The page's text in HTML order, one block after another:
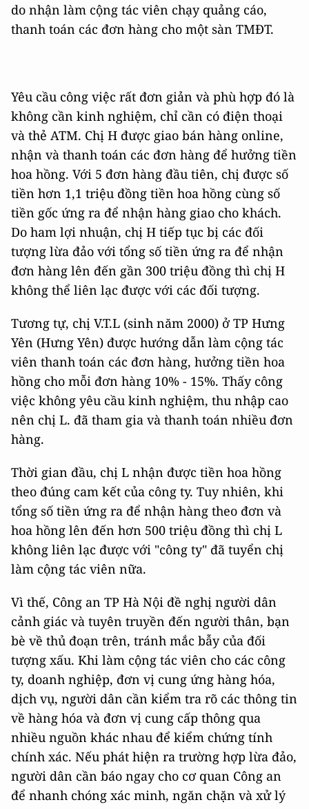
do nhận làm cộng tác viên chạy quảng cáo,
thanh toán các đơn hàng cho một sàn TMĐT.
Yêu cầu công việc rất đơn giản và phù hợp đó là
không cần kinh nghiệm, chỉ cần có điện thoại
và thẻ ATM. Chị H được giao bán hàng online,
nhận và thanh toán các đơn hàng để hưởng tiền
hoa hồng. Với 5 đơn hàng đầu tiên, chị được số
tiền hơn 1,1 triệu đồng tiền hoa hồng cùng số
tiền gốc ứng ra để nhận hàng giao cho khách.
Do ham lợi nhuận, chị H tiếp tục bị các đối
tượng lừa đảo với tổng số tiền ứng ra để nhận
đơn hàng lên đến gần 300 triệu đồng thì chị H
không thể liên lạc được với các đối tượng.
Tương tự, chị V.T.L (sinh năm 2000) ở TP Hưng
Yên (Hưng Yên) được hướng dẫn làm cộng tác
viên thanh toán các đơn hàng, hưởng tiền hoa
hồng cho mỗi đơn hàng 10% - 15%. Thấy công
việc không yêu cầu kinh nghiệm, thu nhập cao
nên chị L. đã tham gia và thanh toán nhiều đơn
hàng.
Thời gian đầu, chị L nhận được tiền hoa hồng
theo đúng cam kết của công ty. Tuy nhiên, khi
tổng số tiền ứng ra để nhận hàng theo đơn và
hoa hồng lên đến hơn 500 triệu đồng thì chị L
không liên lạc được với "công ty" đã tuyển chị
làm cộng tác viên nữa.
Vì thế, Công an TP Hà Nội đề nghị người dân
cảnh giác và tuyên truyền đến người thân, bạn
bè về thủ đoạn trên, tránh mắc bẫy của đối
tượng xấu. Khi làm cộng tác viên cho các công
ty, doanh nghiệp, đơn vị cung ứng hàng hóa,
dịch vụ, người dân cần kiểm tra rõ các thông tin
về hàng hóa và đơn vị cung cấp thông qua
nhiều nguồn khác nhau để kiểm chứng tính
chính xác. Nếu phát hiện ra trường hợp lừa đảo,
người dân cần báo ngay cho cơ quan Công an
để nhanh chóng xác minh, ngăn chặn và xử lý